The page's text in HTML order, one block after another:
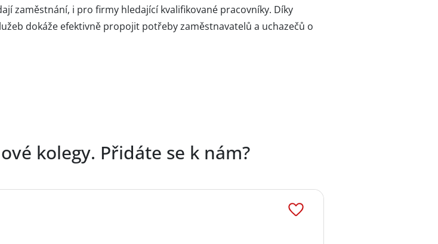
zaměstnání, i pro firmy hledající kvalifikované pracovníky. Díky
dokáže efektivně propojit potřeby zaměstnavatelů a uchazečů o
kolegy. Přidáte se k nám?